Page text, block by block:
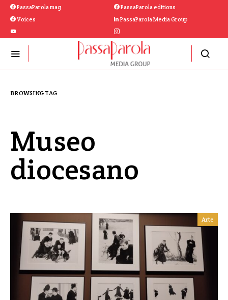
PassaParola mag
PassaParola editions
Voices
PassaParola Media Group
BROWSING TAG
Museo
diocesano
Arte